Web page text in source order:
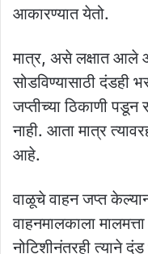
आकारण्यात येतो.
मात्र, असे लक्षात आले
सोडविण्यासाठी दंडही
जप्तीच्या ठिकाणी पडून
नाही. आता मात्र
आहे.
वाळूचे वाहन जप्त
वाहनमालकाला
नोटिशीनंतरही त्याने